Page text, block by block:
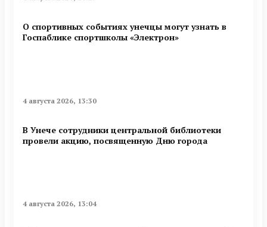
О спортивных событиях унечцы могут узнать в
Госпаблике спортшколы «Электрон»
4 августа 2026, 13:30
В Унече сотрудники центральной библиотеки
провели акцию, посвященную Дню города
4 августа 2026, 13:04